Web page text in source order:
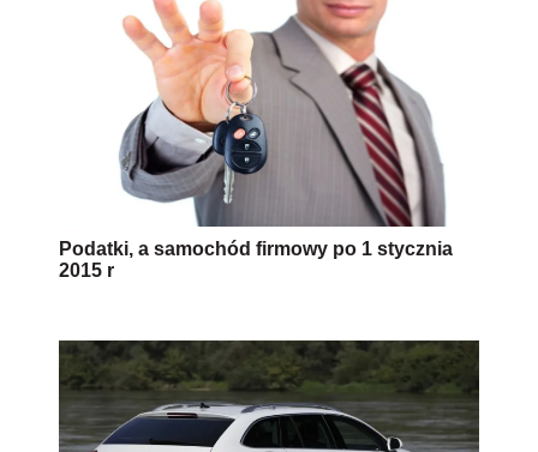
Podatki, a samochód firmowy po 1 stycznia
2015 r